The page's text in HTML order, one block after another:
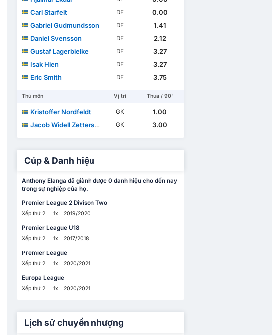
Carl Starfelt
DF
0.00
Gabriel Gudmundsson
DF
1.41
Daniel Svensson
DF
2.12
Gustaf Lagerbielke
DF
3.27
Isak Hien
DF
3.27
Eric Smith
DF 3.75
Thủ môn Vị trí Thua / 90'
Kristoffer Nordfeldt GK
1.00
Jacob Widell Zetterström
GK 3.00
Cúp & Danh hiệu
Anthony Elanga đã giành được 0 danh hiệu cho đến nay
trong sự nghiệp của họ.
Premier League 2 Divison Two
Xếp thứ 2 1x 2019/2020
Premier League U18
Xếp thứ 2 1x 2017/2018
Premier League
Xếp thứ 2 1x 2020/2021
Europa League
Xếp thứ 2 1x 2020/2021
Lịch sử chuyển nhượng